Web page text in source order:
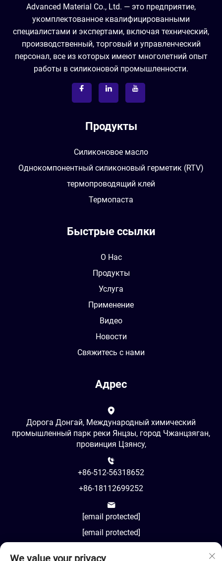
Advanced Material Co., Ltd. — это предприятие,
укомплектованное квалифицированными
специалистами и экспертами, включая технический,
производственный, торговый и управленческий
персонал, все из которых имеют многолетний опыт
работы в силиконовой промышленности.
Продукты
Силиконовое масло
Однокомпонентный силиконовый герметик (RTV)
термопроводящий клей
Термопаста
Быстрые ссылки
О Нас
Продукты
Услуга
Применение
Видео
Новости
Свяжитесь с нами
Адрес
Дорога Донгай, Международный химический
промышленный парк реки Янцзы, город Чжанцзяган,
провинция Цзянсу,
+86-512-56318652
+86-18112699252
[email protected]
[email protected]
We value your privacy